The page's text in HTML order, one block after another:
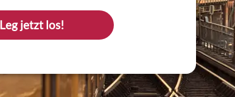
Leg jetzt los!